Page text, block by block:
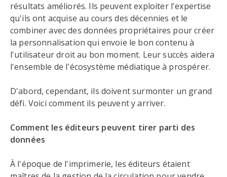
résultats améliorés. Ils peuvent exploiter l'expertise
qu'ils ont acquise au cours des décennies et le
combiner avec des données propriétaires pour créer
la personnalisation qui envoie le bon contenu à
l'utilisateur droit au bon moment. Leur succès aidera
l'ensemble de l'écosystème médiatique à prospérer.
D'abord, cependant, ils doivent surmonter un grand
défi. Voici comment ils peuvent y arriver.
Comment les éditeurs peuvent tirer parti des
données
À l'époque de l'imprimerie, les éditeurs étaient